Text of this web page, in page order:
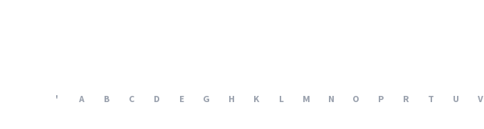
' A B C D E G H K L M N O P R T U V